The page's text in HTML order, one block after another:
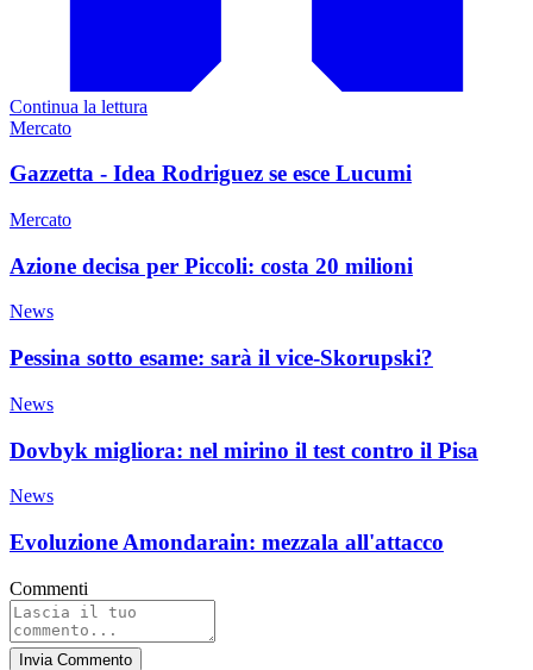
Continua la lettura
Mercato
Gazzetta - Idea Rodriguez se esce Lucumi
Mercato
Azione decisa per Piccoli: costa 20 milioni
News
Pessina sotto esame: sarà il vice-Skorupski?
News
Dovbyk migliora: nel mirino il test contro il Pisa
News
Evoluzione Amondarain: mezzala all'attacco
Commenti
Invia Commento